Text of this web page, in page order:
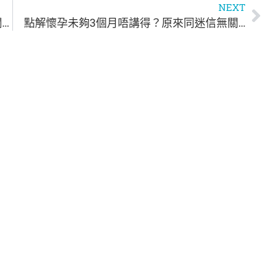
BB好少頭髮點算好？頭髮稀疏同缺乏營養有關？
NEXT
點解懷孕未夠3個月唔講得？原來同迷信無關…